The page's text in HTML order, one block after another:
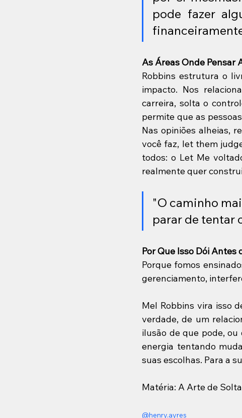
pode fazer
As Áreas Onde Pensar
Robbins estrutura o
impacto. Nos
carreira, solta o
permite que as
Nas opiniões alheias,
você faz, let them
todos: o Let Me
realmente quer
"O caminho
parar de tentar
Por Que Isso Dói Antes
Porque fomos
gerenciamento,
Mel Robbins vira isso
verdade, de um
ilusão de que pode,
energia tentando
suas escolhas. Para a
Matéria: A Arte de
@henry.ayres